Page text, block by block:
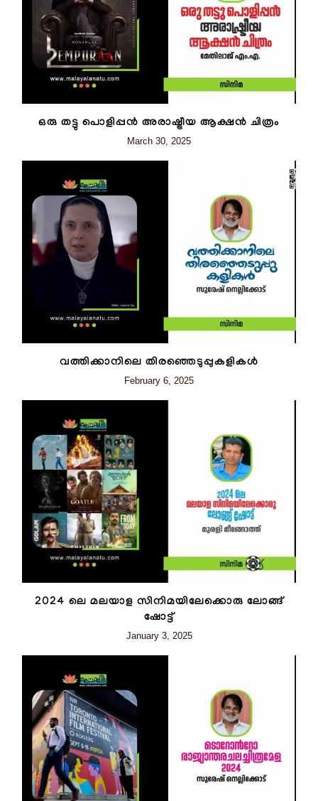
ഒരു തട്ടു പൊളിപ്പൻ അരാഷ്ട്രീയ ആക്ഷൻ ചിത്രം
March 30, 2025
വത്തിക്കാനിലെ തിരഞ്ഞെടുപ്പുകളികള്‍
February 6, 2025
2024 ലെ മലയാള സിനിമയിലേക്കൊരു ലോങ്ങ്
ഷോട്ട്
January 3, 2025